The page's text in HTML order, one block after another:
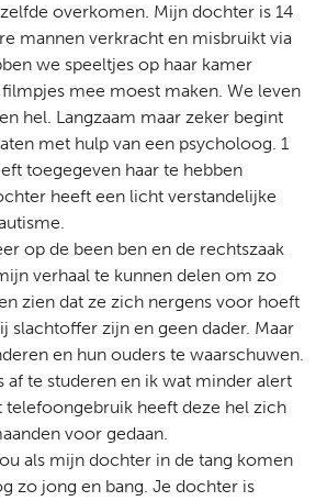
overkomen. Mijn dochter is 14
mannen verkracht en misbruikt via
we speeltjes op haar kamer
mee moest maken. We leven
hel. Langzaam maar zeker begint
met hulp van een psycholoog. 1
toegegeven haar te hebben
heeft een licht verstandelijke
op de been ben en de rechtszaak
verhaal te kunnen delen om zo
zien dat ze zich nergens voor hoeft
slachtoffer zijn en geen dader. Maar
en hun ouders te waarschuwen.
af te studeren en ik wat minder alert
telefoongebruik heeft deze hel zich
voor gedaan.
als mijn dochter in de tang komen
zo jong en bang. Je dochter is